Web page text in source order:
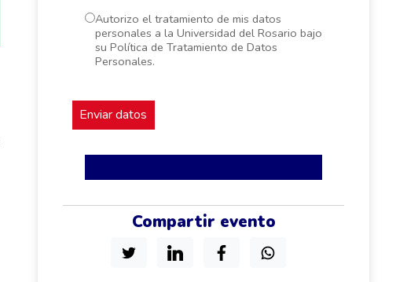
Autorizo el tratamiento de mis datos
personales a la Universidad del Rosario bajo
su Política de Tratamiento de Datos
Personales.
Compartir evento